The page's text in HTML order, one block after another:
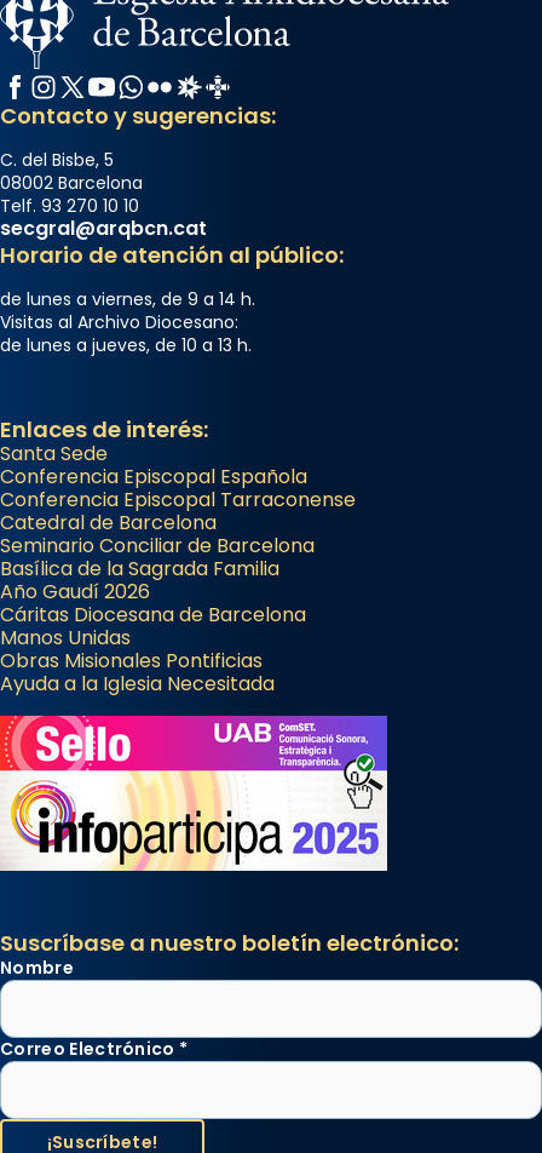
Facebook
Instagram
X / Twitter
YouTube
WhatsApp
FlickrRadio Estel
Catalunya Cristiana
Contacto y sugerencias:
C. del Bisbe, 5
08002 Barcelona
Telf. 93 270 10 10
secgral@arqbcn.cat
Horario de atención al público:
de lunes a viernes, de 9 a 14 h.
Visitas al Archivo Diocesano:
de lunes a jueves, de 10 a 13 h.
Enlaces de interés:
Santa Sede
Conferencia Episcopal Española
Conferencia Episcopal Tarraconense
Catedral de Barcelona
Seminario Conciliar de Barcelona
Basílica de la Sagrada Familia
Año Gaudí 2026
Cáritas Diocesana de Barcelona
Manos Unidas
Obras Misionales Pontificias
Ayuda a la Iglesia Necesitada
Suscríbase a nuestro boletín electrónico:
Nombre
Correo Electrónico *